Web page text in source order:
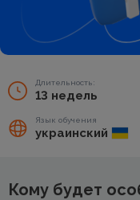
Длительность:
13 недель
Язык обучения
украинский
Кому будет